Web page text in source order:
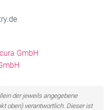
GmbH
der jeweils angegebene
oben) verantwortlich. Dieser ist